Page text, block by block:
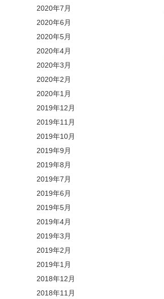
2020年7月
2020年6月
2020年5月
2020年4月
2020年3月
2020年2月
2020年1月
2019年12月
2019年11月
2019年10月
2019年9月
2019年8月
2019年7月
2019年6月
2019年5月
2019年4月
2019年3月
2019年2月
2019年1月
2018年12月
2018年11月